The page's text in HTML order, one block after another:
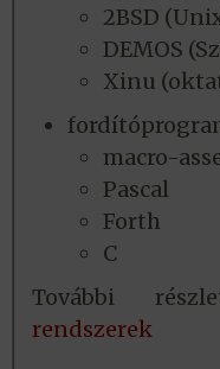
2BSD
DEMOS
Xinu
macro-
Pascal
Forth
C
További
rendszerek